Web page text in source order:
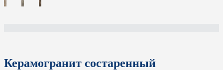
Керамогранит состаренный